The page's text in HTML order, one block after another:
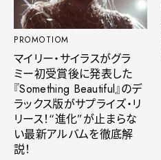
PROMOTIOM
マイリー・サイラスがグラ
ミー初受賞後に発表した
『Something Beautiful』のデ
ラックス版がサプライズ・リ
リース！“進化”が止まらな
い最新アルバムを徹底解
説！